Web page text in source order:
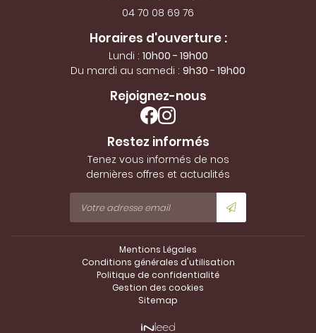
04 70 08 69 76
Horaires d'ouverture :
Lundi : 10h00 - 19h00
Du mardi au samedi : 9h30 - 19h00
Rejoignez-nous
Restez informés
Tenez vous informés de nos
dernières offres et actualités
Mentions Légales
Conditions générales d'utilisation
Politique de confidentialité
Gestion des cookies
Sitemap